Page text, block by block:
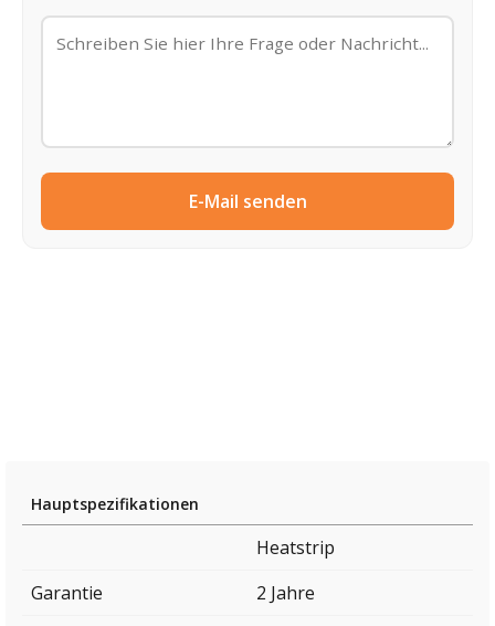
E-Mail senden
Hauptspezifikationen
Heatstrip
Garantie
2 Jahre